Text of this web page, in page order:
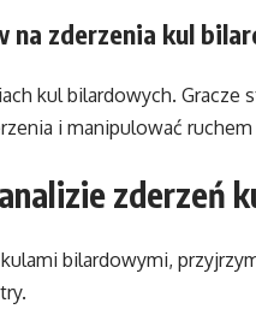
na zderzenia kul
kul bilardowych. Gracze
i manipulować
zderzeń
bilardowymi,